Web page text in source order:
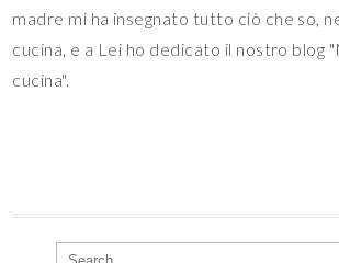
madre mi ha insegnato tutto ciò che so,
cucina, e a Lei ho dedicato il nostro blog
cucina".